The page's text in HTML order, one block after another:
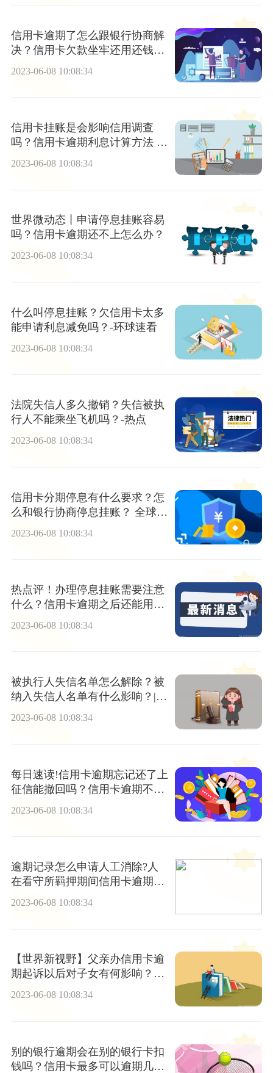
信用卡逾期了怎么跟银行协商解
决？信用卡欠款坐牢还用还钱
2023-06-08 10:08:34
信用卡挂账是会影响信用调查
吗？信用卡逾期利息计算方法 世
界播报
2023-06-08 10:08:34
世界微动态丨申请停息挂账容易
吗？信用卡逾期还不上怎么办？
2023-06-08 10:08:34
什么叫停息挂账？欠信用卡太多
能申请利息减免吗？-环球速看
2023-06-08 10:08:34
法院失信人多久撤销？失信被执
行人不能乘坐飞机吗？-热点
2023-06-08 10:08:34
信用卡分期停息有什么要求？怎
么和银行协商停息挂账？ 全球新
2023-06-08 10:08:34
热点评！办理停息挂账需要注意
什么？信用卡逾期之后还能用
2023-06-08 10:08:34
被执行人失信名单怎么解除？被
纳入失信人名单有什么影响？|世
界快资讯
2023-06-08 10:08:34
每日速读!信用卡逾期忘记还了上
征信能撤回吗？信用卡逾期不还
2023-06-08 10:08:34
逾期记录怎么申请人工消除?人
在看守所羁押期间信用卡逾期怎
么办？ 头条焦点
2023-06-08 10:08:34
【世界新视野】父亲办信用卡逾
期起诉以后对子女有何影响？信
用卡年限到期了怎么办?
2023-06-08 10:08:34
别的银行逾期会在别的银行卡扣
钱吗？信用卡最多可以逾期几个